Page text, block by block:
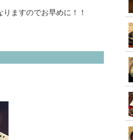
ますのでお早めに！！